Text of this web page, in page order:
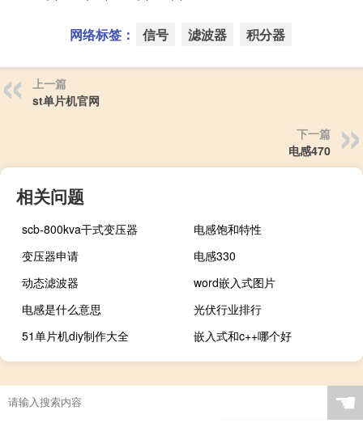
网络标签： 信号 滤波器 积分器
上一篇
st单片机官网
下一篇
电感470
相关问题
scb-800kva干式变压器
电感饱和特性
变压器申请
电感330
动态滤波器
word嵌入式图片
电感是什么意思
光伏行业排行
51单片机diy制作大全
嵌入式和c++哪个好
☚